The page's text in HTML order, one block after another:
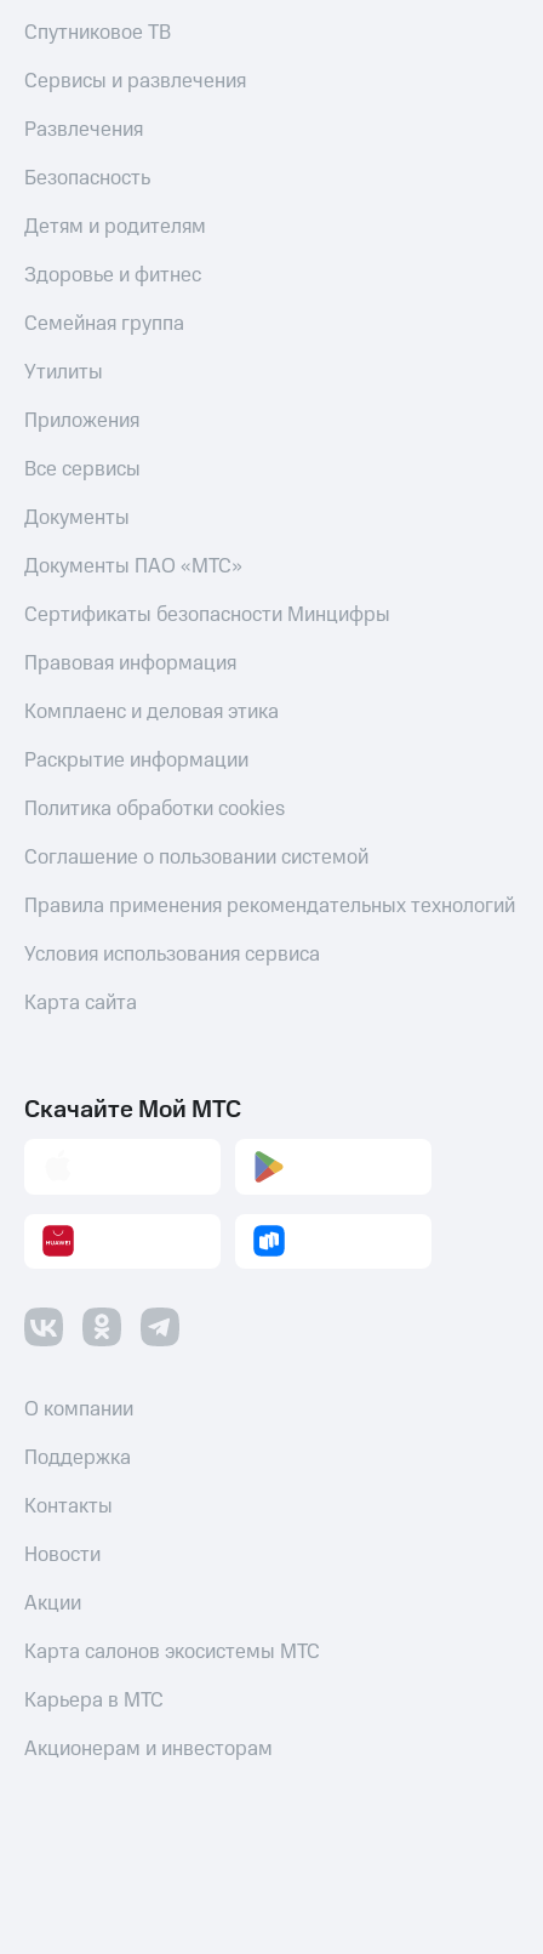
Спутниковое ТВ
Сервисы и развлечения
Развлечения
Безопасность
Детям и родителям
Здоровье и фитнес
Семейная группа
Утилиты
Приложения
Все сервисы
Документы
Документы ПАО «МТС»
Сертификаты безопасности Минцифры
Правовая информация
Комплаенс и деловая этика
Раскрытие информации
Политика обработки cookies
Соглашение о пользовании системой
Правила применения рекомендательных технологий
Условия использования сервиса
Карта сайта
Скачайте Мой МТС
О компании
Поддержка
Контакты
Новости
Акции
Карта салонов экосистемы МТС
Карьера в МТС
Акционерам и инвесторам